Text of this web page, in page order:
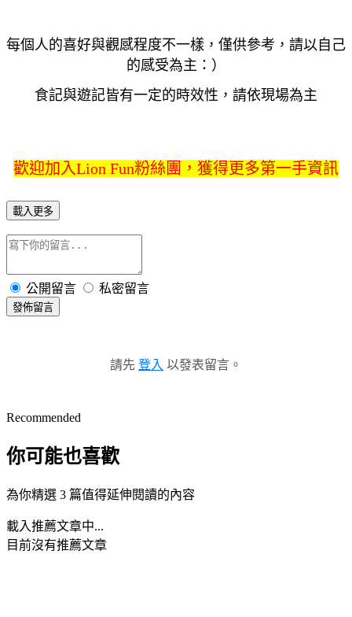
每個人的喜好與觀感程度不一樣，僅供參考，請以自己
的感受為主：）
食記與遊記皆有一定的時效性，請依現場為主
歡迎加入Lion Fun粉絲團，獲得更多第一手資訊
載入更多
公開留言 私密留言
發佈留言
請先 登入 以發表留言。
Recommended
你可能也喜歡
為你精選 3 篇值得延伸閱讀的內容
載入推薦文章中...
目前沒有推薦文章